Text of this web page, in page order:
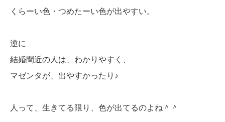
くらーい色・つめたーい色が出やすい。
逆に
結婚間近の人は、わかりやすく、
マゼンタが、出やすかったり♪
人って、生きてる限り、色が出てるのよね＾＾